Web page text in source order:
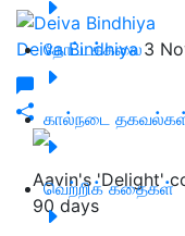
தோட்டக்கலை
கால்நடை
வெற்றிக் கதைகள்
Deiva Bindhiya3
Aavin's 'Delight'
90 days